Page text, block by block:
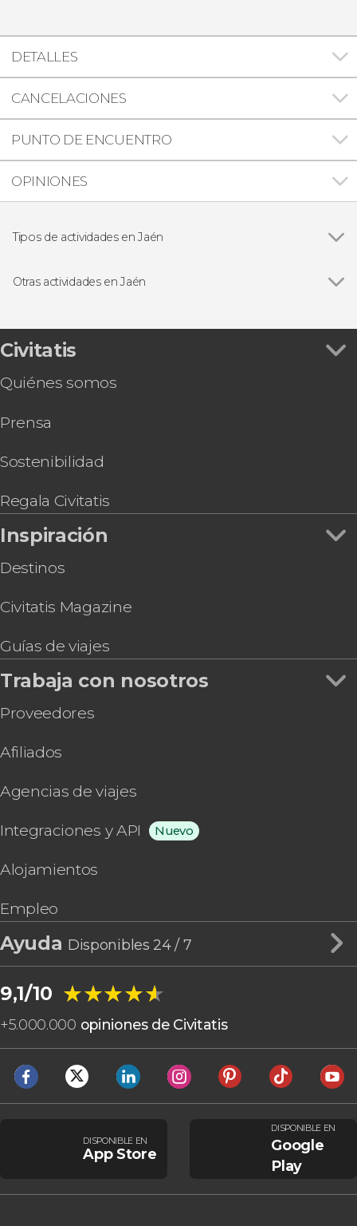
DETALLES
CANCELACIONES
PUNTO DE ENCUENTRO
OPINIONES
Tipos de actividades en Jaén
Free Tour
Otras actividades en Jaén
Civitatis
Quiénes somos
Prensa
Sostenibilidad
Regala Civitatis
Inspiración
Destinos
Civitatis Magazine
Guías de viajes
Trabaja con nosotros
Proveedores
Afiliados
Agencias de viajes
Integraciones y API Nuevo
Alojamientos
Empleo
Ayuda Disponibles 24 / 7
9,1/10 ★★★★★
★★★★★
+5.000.000 opiniones de Civitatis
DISPONIBLE EN
App Store
DISPONIBLE EN
Google
Play